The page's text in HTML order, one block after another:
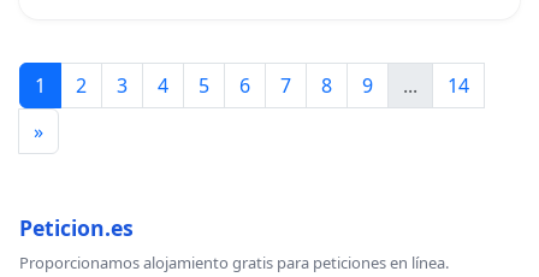
1 2 3 4 5 6 7 8 9 ...
14
»
Peticion.es
Proporcionamos alojamiento gratis para peticiones en línea.